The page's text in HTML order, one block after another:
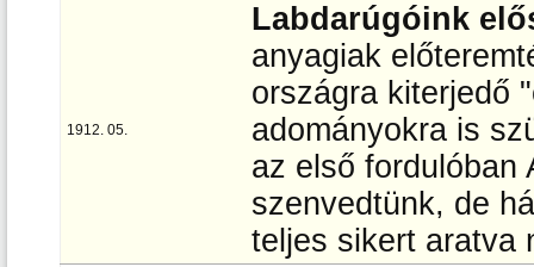
1912. 05.
Labdarúgóink
anyagiak
országra kiterjedő
adományokra is
az első fordulóban
szenvedtünk, de
teljes sikert aratva